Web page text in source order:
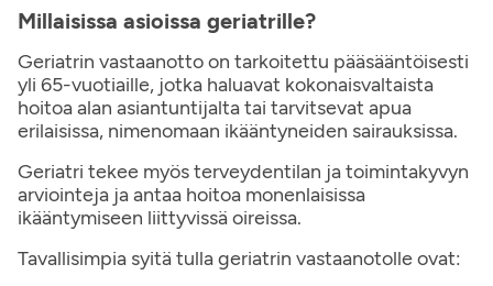
Millaisissa asioissa geriatrille?
Geriatrin vastaanotto on tarkoitettu pääsääntöisesti
yli 65-vuotiaille, jotka haluavat kokonaisvaltaista
hoitoa alan asiantuntijalta tai tarvitsevat apua
erilaisissa, nimenomaan ikääntyneiden sairauksissa.
Geriatri tekee myös terveydentilan ja toimintakyvyn
arviointeja ja antaa hoitoa monenlaisissa
ikääntymiseen liittyvissä oireissa.
Tavallisimpia syitä tulla geriatrin vastaanotolle ovat: